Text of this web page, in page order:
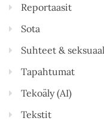
Reportaasit
Sota
Suhteet &
Tapahtumat
Tekoäly (AI)
Tekstit